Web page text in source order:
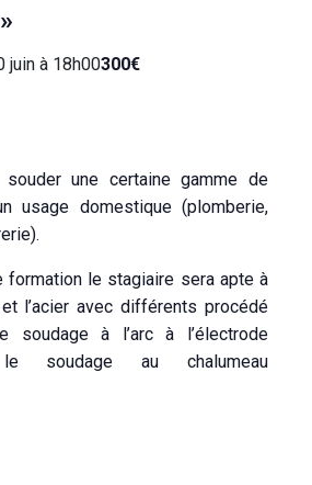
juin à 18h00300€
une certaine gamme de
usage domestique (plomberie,
formation le stagiaire sera apte à
l’acier avec différents procédé
soudage à l’arc à l’électrode
soudage au chalumeau